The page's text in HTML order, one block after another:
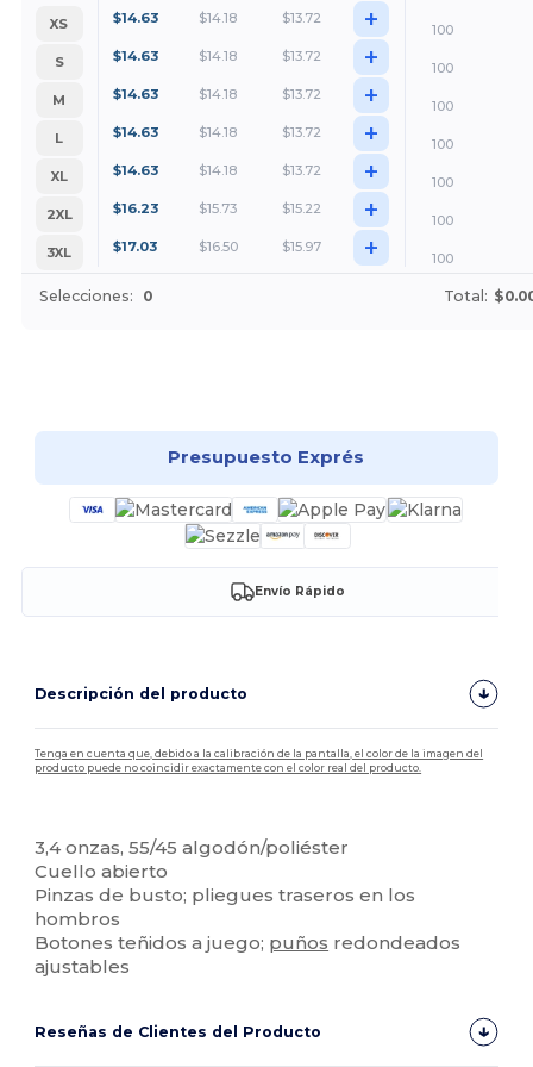
XS $14.63 $14.18 $13.72 +
100
S
$14.63 $14.18 $13.72 +
100
M
$14.63 $14.18 $13.72 +
100
L
$14.63 $14.18 $13.72 +
100
XL
$14.63 $14.18 $13.72 +
100
2XL
$16.23 $15.73 $15.22 +
100
3XL
$17.03 $16.50 $15.97 + 100
Selecciones: 0 Total:
Presupuesto Exprés
Envío Rápido
Descripción del producto
Tenga en cuenta que, debido a la calibración de la pantalla, el color de la imagen del
producto puede no coincidir exactamente con el color real del producto.
3,4 onzas, 55/45 algodón/poliéster
Cuello abierto
Pinzas de busto; pliegues traseros en los
hombros
Botones teñidos a juego; puños redondeados
ajustables
Reseñas de Clientes del Producto